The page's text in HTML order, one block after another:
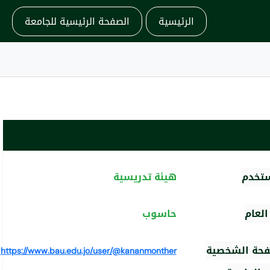
الرئيسية الصفحة الرئيسية للجامعة
هيئة تدريسية
حاسوب
الشخصية
https://www.bau.edu.jo/user/@kananmonther